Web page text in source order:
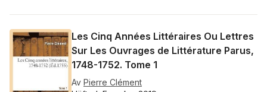
Les Cinq Années Littéraires Ou Lettres
Sur Les Ouvrages de Littérature Parus,
1748-1752. Tome 1
Av Pierre Clément